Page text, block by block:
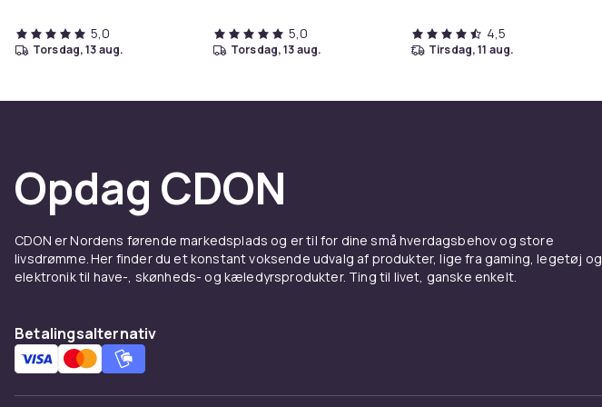
5,0
torsdag, 13 aug.
5,0
torsdag, 13 aug.
4,5
tirsdag, 11 aug.
Opdag CDON
CDON er Nordens førende markedsplads og er til for dine små hverdagsbehov og store
livsdrømme. Her finder du et konstant voksende udvalg af produkter, lige fra gaming, legetøj og
elektronik til have-, skønheds- og kæledyrsprodukter. Ting til livet, ganske enkelt.
Betalingsalternativ